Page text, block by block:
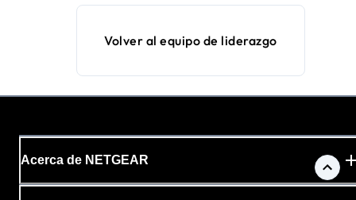
Volver al equipo de liderazgo
Acerca de NETGEAR